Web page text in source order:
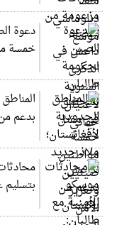
دعوة
خمسة
بدعم